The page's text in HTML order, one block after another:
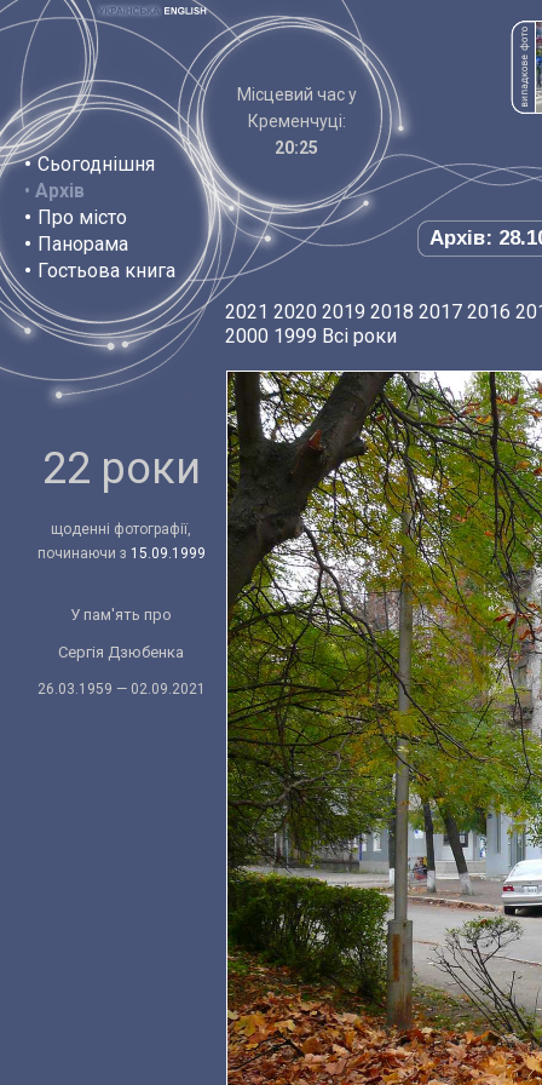
• Сьогоднішня
• Архів
• Про місто
• Панорама
• Гостьова книга
Місцевий час у
Кременчуці:
20:25
Архів:
22 роки
щоденні фотографії,
починаючи з 15.09.1999
У пам'ять про
Сергія Дзюбенка
26.03.1959 — 02.09.2021
2021 2020 2019 2018 2017 2016
2000 1999 Всі роки